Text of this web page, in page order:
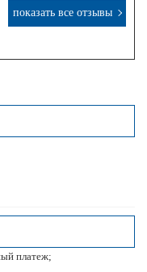
показать все отзывы
платеж;